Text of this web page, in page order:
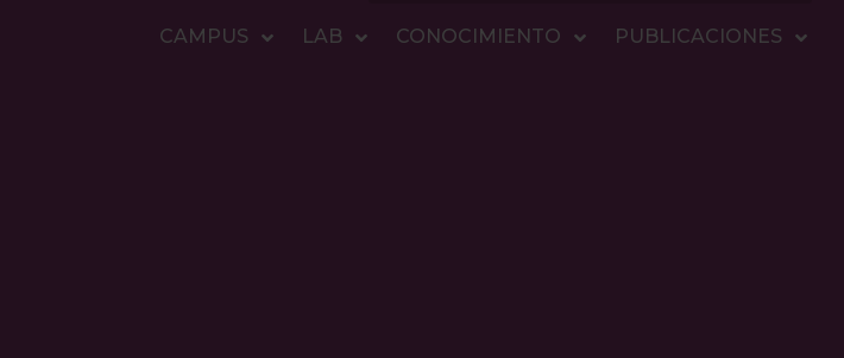
CAMPUS LAB CONOCIMIENTO PUBLICACIONES